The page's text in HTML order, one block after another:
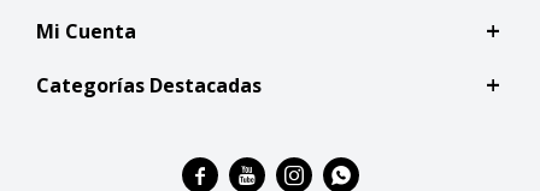
Mi Cuenta
Categorías Destacadas
   